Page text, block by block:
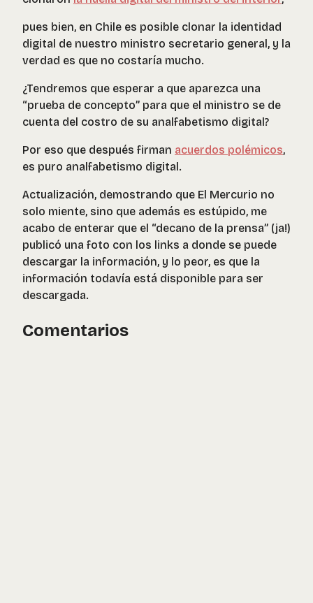
pues bien, en Chile es posible clonar la identidad
digital de nuestro ministro secretario general, y la
verdad es que no costaría mucho.
¿Tendremos que esperar a que aparezca una
“prueba de concepto” para que el ministro se de
cuenta del costro de su analfabetismo digital?
Por eso que después firman acuerdos polémicos,
es puro analfabetismo digital.
Actualización, demostrando que El Mercurio no
solo miente, sino que además es estúpido, me
acabo de enterar que el “decano de la prensa” (ja!)
publicó una foto con los links a donde se puede
descargar la información, y lo peor, es que la
información todavía está disponible para ser
descargada.
Comentarios